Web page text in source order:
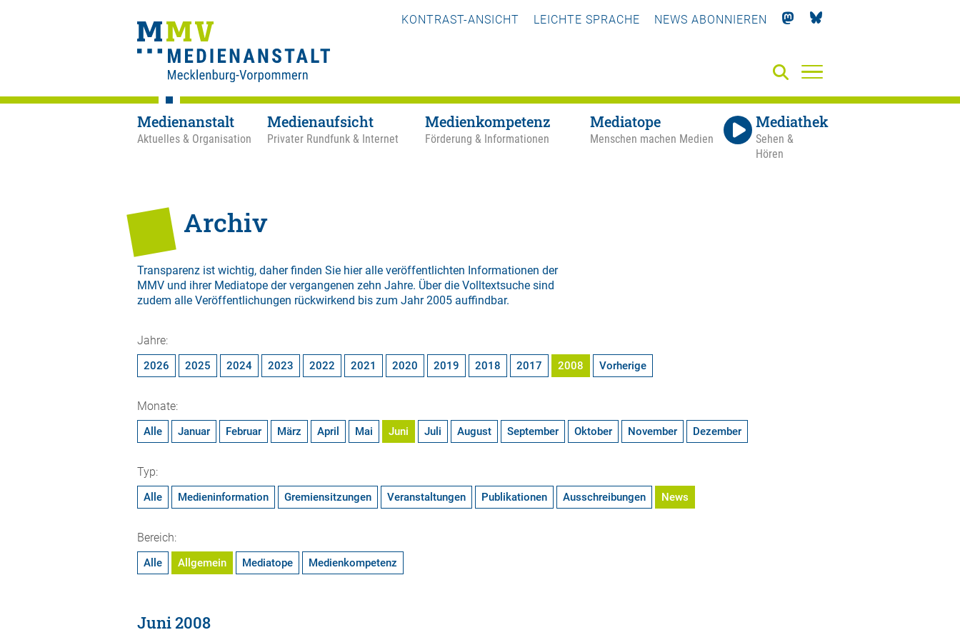
KONTRAST-ANSICHT LEICHTE SPRACHE NEWS ABONNIEREN
Medienanstalt
Aktuelles & Organisation
Medienaufsicht
Privater Rundfunk & Internet
Medienkompetenz
Förderung & Informationen
Mediatope
Menschen machen Medien
Mediathek
Sehen &
Hören
Archiv
Transparenz ist wichtig, daher finden Sie hier alle veröffentlichten Informationen der
MMV und ihrer Mediatope der vergangenen zehn Jahre. Über die Volltextsuche sind
zudem alle Veröffentlichungen rückwirkend bis zum Jahr 2005 auffindbar.
Jahre:
2026 2025 2024 2023 2022 2021 2020 2019 2018 2017 2008 Vorherige
Monate:
Alle Januar Februar März April Mai Juni Juli August September Oktober November Dezember
Typ:
Alle Medieninformation Gremiensitzungen Veranstaltungen Publikationen Ausschreibungen News
Bereich:
Alle Allgemein Mediatope Medienkompetenz
Juni 2008